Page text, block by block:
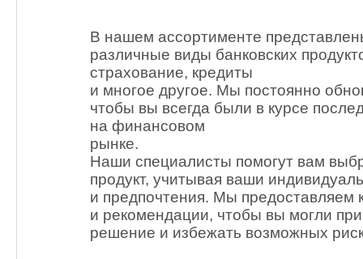
В нашем ассортименте
различные виды банковских
страхование, кредиты
и многое другое. Мы постоянно
чтобы вы всегда были в курсе
на финансовом
рынке.
Наши специалисты помогут вам
продукт, учитывая ваши
и предпочтения. Мы предоставляем
и рекомендации, чтобы вы могли
решение и избежать возможных